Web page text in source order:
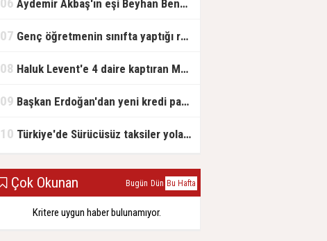
Aydemir Akbaş'ın eşi Beyhan Benek Akbaş hayatını kaybetti
07 Genç öğretmenin sınıfta yaptığı rezil paylaşım
08 Haluk Levent'e 4 daire kaptıran Müteahhit soluğu savcılıkta aldı
09 Başkan Erdoğan'dan yeni kredi paketi müjdesi: 6 ay geri ödemesiz, 36 ay vadeli
10 Türkiye'de Sürücüsüz taksiler yola çıkmaya hazırlanıyor
Çok Okunan Bugün Dün Bu Hafta
Kritere uygun haber bulunamıyor.